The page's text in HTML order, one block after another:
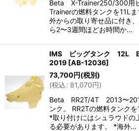
Beta X-Trainer250/300用
Trainerの燃料タンクを11L
外からの取り寄せ品に付き
ら2〜3週間ほどお時間か…
IMS ビッグタンク 12L
2019 [AB-12036]
73,700円(税別)
(税込: 81,070円)
Beta RR2T/4T 2013〜
ンク。 RR2Tの燃料タンクを
*取り付けにはシュラウドの
る必要があります。 *海外…